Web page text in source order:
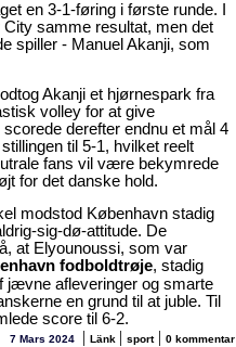
en 3-1-føring i første runde. I
samme resultat, men det
spiller - Manuel Akanji, som
Akanji et hjørnespark fra
volley for at give
derefter endnu et mål 4
til 5-1, hvilket reelt
fans vil være bekymrede
for det danske hold.
modstod København stadig
sig-dø-attitude. De
at Elyounoussi, som var
fodboldtrøje, stadig
jævne afleveringer og smarte
en grund til at juble. Til
score til 6-2.
7 Mars 2024 | Länk | sport| 0 kommentar